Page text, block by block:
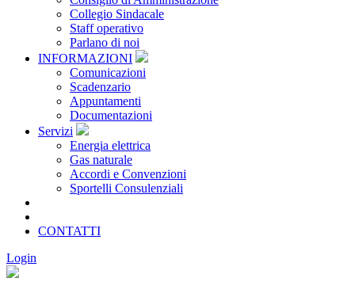
Collegio Sindacale
Staff operativo
Parlano di noi
INFORMAZIONI
Comunicazioni
Scadenzario
Appuntamenti
Documentazioni
Servizi
Energia elettrica
Gas naturale
Accordi e Convenzioni
Sportelli Consulenziali
CONTATTI
Login